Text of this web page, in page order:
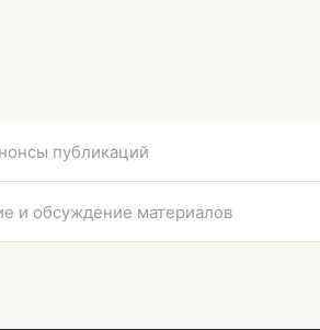
публикаций
и обсуждение материалов